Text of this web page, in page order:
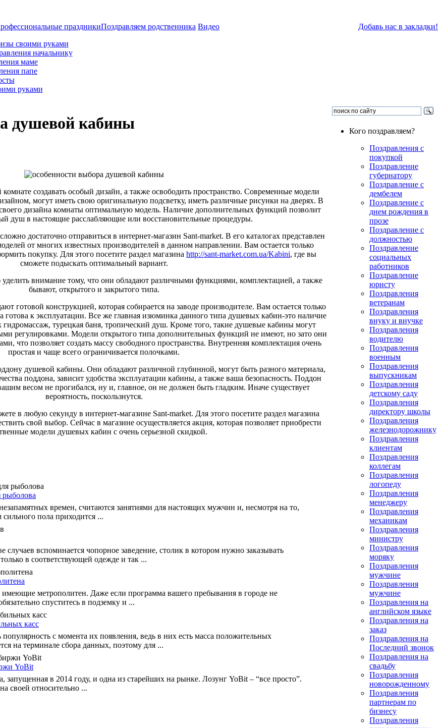
праздникиПоздравляем родственника Видео
своими руками
начальнику
маме
папе
руками
Добавь нас в закладки!
душевой кабины
создавать особый дизайн, а также освободить пространство. Современные модели
могут иметь свою оригинальную подсветку, иметь различные рисунки на дверях. В
дизайна комнаты оптимальную модель. Наличие дополнительных функций позволит
душ в настоящие расслабляющие или восстановительные процедуры.
достаточно отправиться в интернет-магазин Sant-market. В его каталогах представлен
от многих известных производителей в данном направлении. Вам остается только
покупку. Для этого посетите раздел магазина http://sant-market.com.ua/Kabini, где вы
сможете подыскать оптимальный вариант.
внимание тому, что они обладают различными функциями, комплектацией, а также
бывают, открытого и закрытого типа.
готовой конструкцией, которая собирается на заводе производителе. Вам остается только
готова к эксплуатации. Все же главная изюминка данного типа душевых кабин-это наличие
турецкая баня, тропический душ. Кроме того, такие душевые кабины могут
регулировками. Модели открытого типа дополнительных функций не имеют, но зато они
что позволяет создать массу свободного пространства. Внутренняя комплектация очень
простая и чаще всего ограничивается полочками.
душевой кабины. Они обладают различной глубинной, могут быть разного материала,
поддона, зависит удобства эксплуатации кабины, а также ваша безопасность. Поддон
весом не прогибался, ну и, главное, он не должен быть гладким. Иначе существует
вероятность, поскользнутся.
в любую секунду в интернет-магазине Sant-market. Для этого посетите раздел магазина
свой выбор. Сейчас в магазине осуществляется акция, которая позволяет приобрести
модели душевых кабин с очень серьезной скидкой.
рыболова
времен, считаются занятиями для настоящих мужчин и, несмотря на то,
пола приходится ...
случаев вспоминается чопорное заведение, столик в котором нужно заказывать
в соответствующей одежде и так ...
метрополитен. Даже если программа вашего пребывания в городе не
спуститесь в подземку и ...
касс
с момента их появления, ведь в них есть масса положительных
на терминале сбора данных, поэтому для ...
YoBit
запущенная в 2014 году, и одна из старейших на рынке. Лозунг YoBit – “все просто”.
своей относительно ...
Кого поздравляем?
Поздравления с
покупкой
Поздравление
губернатору
Поздравление с
дембелем
Поздравление с
днем рождения в
прозе
Поздравление с
должностью
Поздравление
социальных
работников
Поздравление
юристу
Поздравления
ветеранам
Поздравления
внуку и внучке
Поздравления
водителю
Поздравления
военным
Поздравления
выпускникам
Поздравления
детскому саду
Поздравления
директору школы
Поздравления
железнодорожнику
Поздравления
клиентам
Поздравления
коллегам
Поздравления
логопеду
Поздравления
менеджеру
Поздравления
механикам
Поздравления
министру
Поздравления
моряку
Поздравления
мужчине
Поздравления
мужчине
Поздравления на
английском языке
Поздравления на
заказ
Поздравления на
Последний звонок
Поздравления на
свадьбу
Поздравления
новорожденному
Поздравления
партнерам по
бизнесу
Поздравления